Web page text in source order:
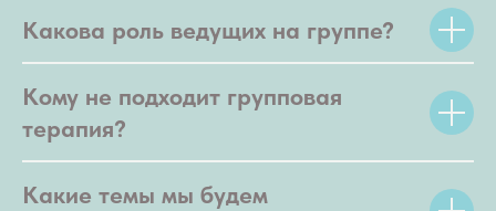
Какова роль ведущих на группе?
Кому не подходит групповая
терапия?
Какие темы мы будем